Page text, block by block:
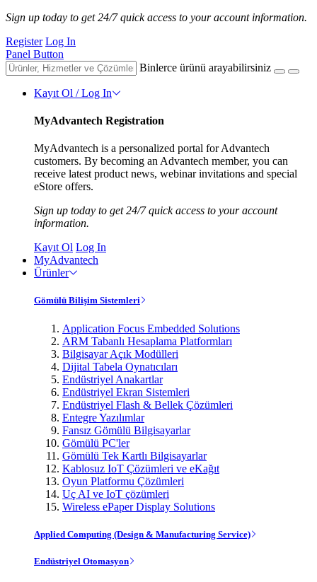
Sign up today to get 24/7 quick access to your account information.
Register Log In
Panel Button
Binlerce ürünü arayabilirsiniz
Kayıt Ol / Log In
MyAdvantech Registration
MyAdvantech is a personalized portal for Advantech
customers. By becoming an Advantech member, you can
receive latest product news, webinar invitations and special
eStore offers.
Sign up today to get 24/7 quick access to your account
information.
Kayıt Ol Log In
MyAdvantech
Ürünler
Gömülü Bilişim Sistemleri
Application Focus Embedded Solutions
ARM Tabanlı Hesaplama Platformları
Bilgisayar Açık Modülleri
Dijital Tabela Oynatıcıları
Endüstriyel Anakartlar
Endüstriyel Ekran Sistemleri
Endüstriyel Flash & Bellek Çözümleri
Entegre Yazılımlar
Fansız Gömülü Bilgisayarlar
Gömülü PC'ler
Gömülü Tek Kartlı Bilgisayarlar
Kablosuz IoT Çözümleri ve eKağıt
Oyun Platformu Çözümleri
Uç AI ve IoT çözümleri
Wireless ePaper Display Solutions
Applied Computing (Design & Manufacturing Service)
Endüstriyel Otomasyon